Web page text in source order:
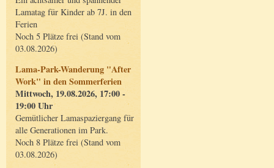
Lamatag für Kinder ab 7J. in den
Ferien
Noch 5 Plätze frei (Stand vom
03.08.2026)
Lama-Park-Wanderung "After
Work" in den Sommerferien
Mittwoch, 19.08.2026, 17:00 -
19:00 Uhr
Gemütlicher Lamaspaziergang für
alle Generationen im Park.
Noch 8 Plätze frei (Stand vom
03.08.2026)